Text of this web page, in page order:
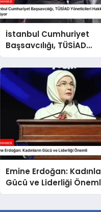
İstanbul Cumhuriyet
Başsavcılığı, TÜSİAD
Yöneticileri Hakkında
Soruşturma Sürüyor
Emine Erdoğan:
Gücü ve Liderliği